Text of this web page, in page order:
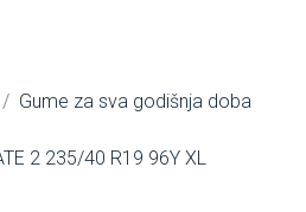
Gume za sva godišnja doba
2 235/40 R19 96Y XL